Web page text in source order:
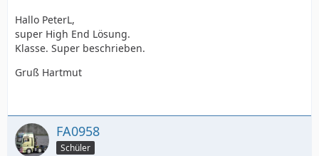
Hallo PeterL,
super High End Lösung.
Klasse. Super beschrieben.
Gruß Hartmut
FA0958
Schüler